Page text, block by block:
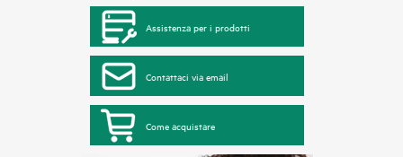
Assistenza per i prodotti
Contattaci via email
Come acquistare